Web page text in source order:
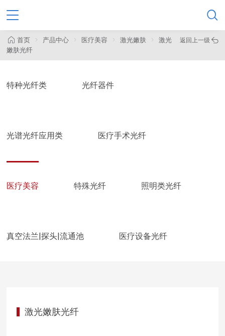

首页 产品中心 医疗美容 激光嫩肤
激光
嫩肤光纤
返回上一级 
特种光纤类 光纤器件
光谱光纤应用类 医疗手术光纤
医疗美容 特殊光纤 照明类光纤
真空法兰|探头|流通池 医疗设备光纤
激光嫩肤光纤